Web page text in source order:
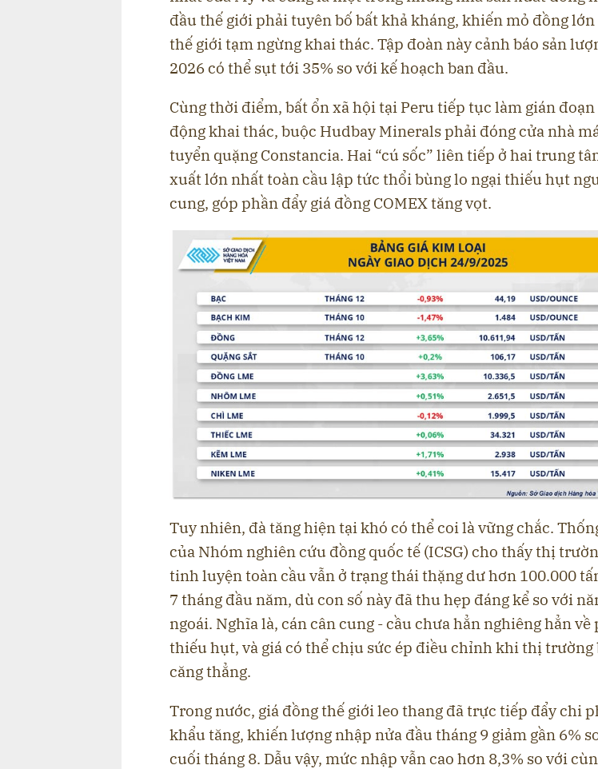
đầu thế giới phải tuyên bố bất khả kháng, khiến mỏ đồng
thế giới tạm ngừng khai thác. Tập đoàn này cảnh báo sản
2026 có thể sụt tới 35% so với kế hoạch ban đầu.
Cùng thời điểm, bất ổn xã hội tại Peru tiếp tục làm gián
động khai thác, buộc Hudbay Minerals phải đóng cửa nhà
tuyển quặng Constancia. Hai “cú sốc” liên tiếp ở hai trung
xuất lớn nhất toàn cầu lập tức thổi bùng lo ngại thiếu hụt
cung, góp phần đẩy giá đồng COMEX tăng vọt.
Tuy nhiên, đà tăng hiện tại khó có thể coi là vững chắc.
của Nhóm nghiên cứu đồng quốc tế (ICSG) cho thấy thị
tinh luyện toàn cầu vẫn ở trạng thái thặng dư hơn 100.000
7 tháng đầu năm, dù con số này đã thu hẹp đáng kể so với
ngoái. Nghĩa là, cán cân cung - cầu chưa hẳn nghiêng hẳn về
thiếu hụt, và giá có thể chịu sức ép điều chỉnh khi thị trường
căng thẳng.
Trong nước, giá đồng thế giới leo thang đã trực tiếp đẩy chi
khẩu tăng, khiến lượng nhập nửa đầu tháng 9 giảm gần 6%
cuối tháng 8. Dẫu vậy, mức nhập vẫn cao hơn 8,3% so với